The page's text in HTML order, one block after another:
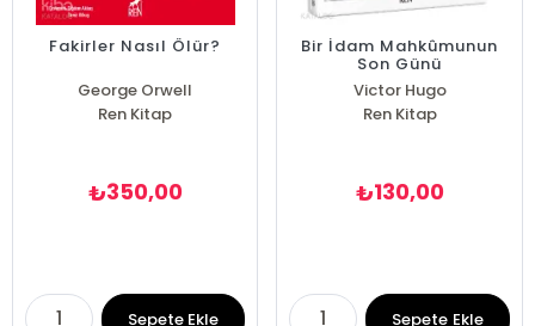
Fakirler Nasıl Ölür?
George Orwell
Ren Kitap
₺350,00
Sepete Ekle
Bir İdam Mahkûmunun
Son Günü
Victor Hugo
Ren Kitap
₺130,00
Sepete Ekle